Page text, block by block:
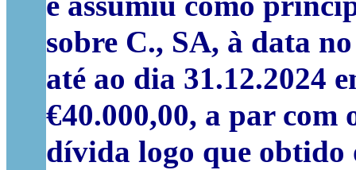
sobre C., SA, à data
até ao dia 31.12.2024
€40.000,00, a par com
dívida logo que